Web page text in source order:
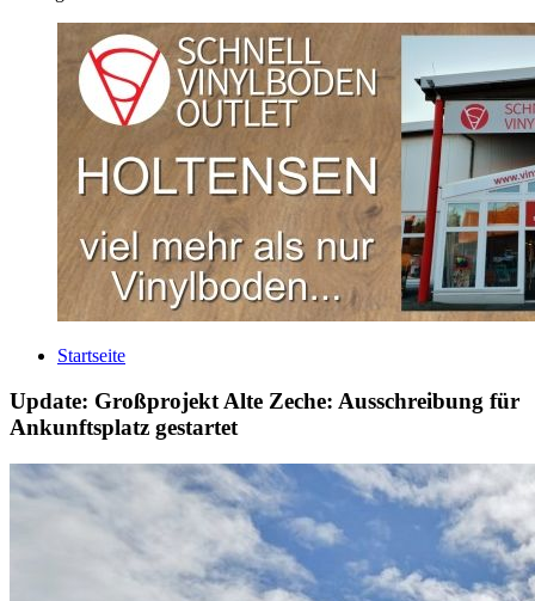
Startseite
Update: Großprojekt Alte Zeche: Ausschreibung für
Ankunftsplatz gestartet